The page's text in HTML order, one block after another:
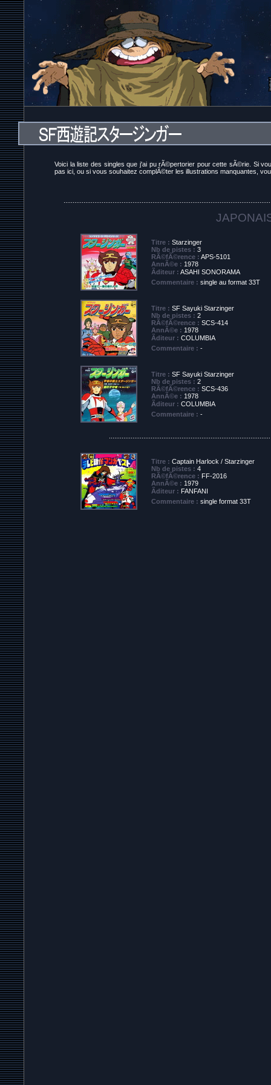
Voici la liste des singles que j'ai pu rÃ©pertorier pour cette sÃ©rie. Si
pas ici, ou si vous souhaitez complÃ©ter les illustrations manquantes,
Titre : Starzinger
Nb de pistes : 3
RÃ©fÃ©rence : APS-5101
AnnÃ©e : 1978
Ãditeur : ASAHI SONORAMA
Commentaire : single au format 33T
Titre : SF Sayuki Starzinger
Nb de pistes : 2
RÃ©fÃ©rence : SCS-414
AnnÃ©e : 1978
Ãditeur : COLUMBIA
Commentaire : -
Titre : SF Sayuki Starzinger
Nb de pistes : 2
RÃ©fÃ©rence : SCS-436
AnnÃ©e : 1978
Ãditeur : COLUMBIA
Commentaire : -
Titre : Captain Harlock / Starzinger
Nb de pistes : 4
RÃ©fÃ©rence : FF-2016
AnnÃ©e : 1979
Ãditeur : FANFANI
Commentaire : single format 33T